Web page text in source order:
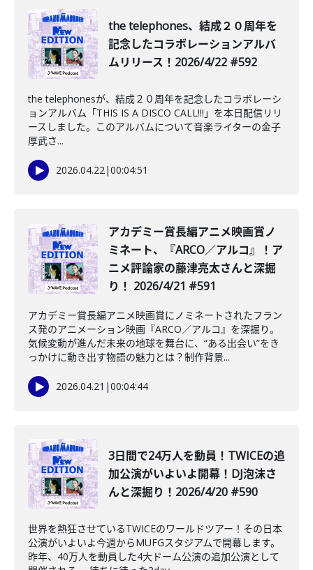
the telephones、結成２０周年を
記念したコラボレーションアルバ
ムリリース！2026/4/22 #592
the telephonesが、結成２０周年を記念したコラボレーシ
ョンアルバム「THIS IS A DISCO CALL!!!」を本日配信リリ
ースしました。このアルバムについて音楽ライターの金子
厚武さ...
2026.04.22|00:04:51
️アカデミー賞長編アニメ映画賞ノ
ミネート、『ARCO／アルコ』！ア
ニメ評論家の藤津亮太さんと深掘
り！ 2026/4/21 #591
アカデミー賞長編アニメ映画賞にノミネートされたフラン
ス発のアニメーション映画『ARCO／アルコ』を深掘り。
気候変動が進んだ未来の地球を舞台に、“ある出会い”をき
っかけに動き出す物語の魅力とは？制作背景...
2026.04.21 |00:04:44
️3日間で24万人を動員！TWICEの追
加公演がいよいよ開幕！DJ泡沫さ
んと深掘り！2026/4/20 #590
世界を熱狂させているTWICEのワールドツアー！その日本
公演がいよいよ今週からMUFGスタジアムで開幕します。
昨年、40万人を動員した4大ドーム公演の追加公演として